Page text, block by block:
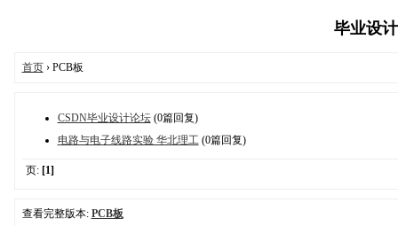
毕业设
首页› PCB板
CSDN毕业设计论坛(0篇回复)
电路与电子线路实验 华北理工(0篇回复)
页: [1]
查看完整版本: PCB板